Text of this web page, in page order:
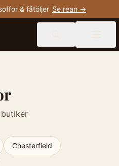
& fåtöljer Se rean →
Chesterfield